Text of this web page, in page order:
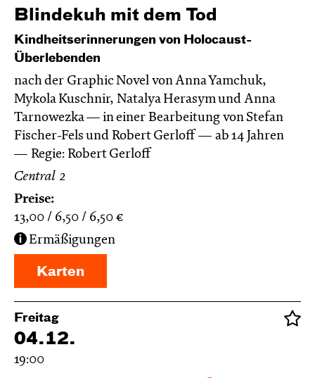
Blinde­kuh mit dem Tod
Kindheitserinnerungen von Holocaust-
Überlebenden
nach der Graphic Novel von Anna Yamchuk,
Mykola Kuschnir, Natalya Herasym und Anna
Tarnowezka — in einer Bearbeitung von Stefan
Fischer-Fels und Robert Gerloff
ab 14 Jahren
Regie: Robert Gerloff
Central 2
Preise:
13,00
6,50 6,50 €
Ermäßigungen
Karten
Freitag
04.12.
19:00